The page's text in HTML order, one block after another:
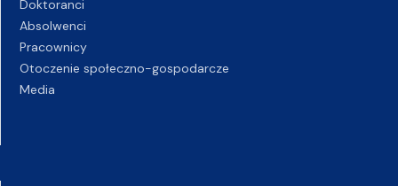
Doktoranci
Absolwenci
Pracownicy
Otoczenie społeczno-gospodarcze
Media